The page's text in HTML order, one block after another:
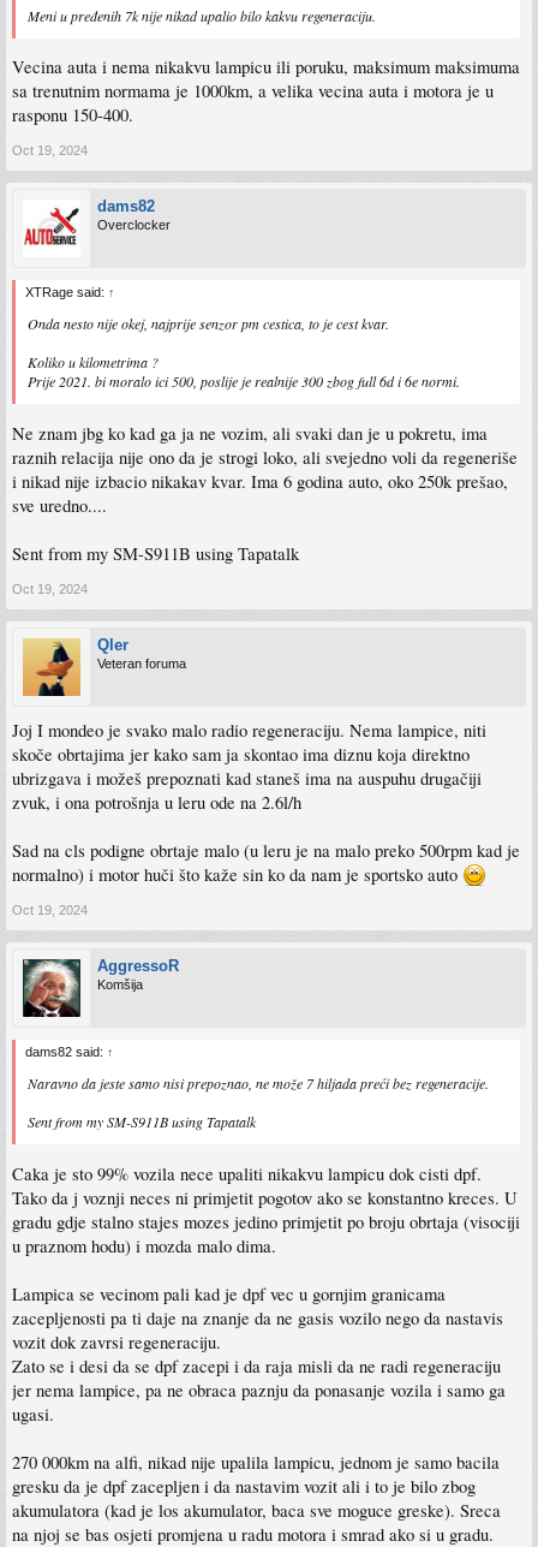
Meni u pređenih 7k nije nikad upalio bilo kakvu regeneraciju.
Vecina auta i nema nikakvu lampicu ili poruku, maksimum maksimuma
sa trenutnim normama je 1000km, a velika vecina auta i motora je u
rasponu 150-400.
Oct 19, 2024
dams82
Overclocker
XTRage said: ↑
Onda nesto nije okej, najprije senzor pm cestica, to je cest kvar.
Koliko u kilometrima ?
Prije 2021. bi moralo ici 500, poslije je realnije 300 zbog full 6d i 6e normi.
Ne znam jbg ko kad ga ja ne vozim, ali svaki dan je u pokretu, ima
raznih relacija nije ono da je strogi loko, ali svejedno voli da regeneriše
i nikad nije izbacio nikakav kvar. Ima 6 godina auto, oko 250k prešao,
sve uredno....
Sent from my SM-S911B using Tapatalk
Oct 19, 2024
Qler
Veteran foruma
Joj I mondeo je svako malo radio regeneraciju. Nema lampice, niti
skoče obrtajima jer kako sam ja skontao ima diznu koja direktno
ubrizgava i možeš prepoznati kad staneš ima na auspuhu drugačiji
zvuk, i ona potrošnja u leru ode na 2.6l/h
Sad na cls podigne obrtaje malo (u leru je na malo preko 500rpm kad je
normalno) i motor huči što kaže sin ko da nam je sportsko auto
Oct 19, 2024
AggressoR
Komšija
dams82 said: ↑
Naravno da jeste samo nisi prepoznao, ne može 7 hiljada preći bez regeneracije.
Sent from my SM-S911B using Tapatalk
Caka je sto 99% vozila nece upaliti nikakvu lampicu dok cisti dpf.
Tako da j voznji neces ni primjetit pogotov ako se konstantno kreces. U
gradu gdje stalno stajes mozes jedino primjetit po broju obrtaja (visociji
u praznom hodu) i mozda malo dima.
Lampica se vecinom pali kad je dpf vec u gornjim granicama
zacepljenosti pa ti daje na znanje da ne gasis vozilo nego da nastavis
vozit dok zavrsi regeneraciju.
Zato se i desi da se dpf zacepi i da raja misli da ne radi regeneraciju
jer nema lampice, pa ne obraca paznju da ponasanje vozila i samo ga
ugasi.
270 000km na alfi, nikad nije upalila lampicu, jednom je samo bacila
gresku da je dpf zacepljen i da nastavim vozit ali i to je bilo zbog
akumulatora (kad je los akumulator, baca sve moguce greske). Sreca
na njoj se bas osjeti promjena u radu motora i smrad ako si u gradu.